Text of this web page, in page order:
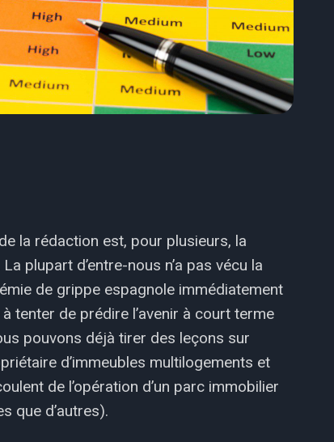
la rédaction est, pour plusieurs, la
plupart d’entre-nous n’a pas vécu la
de grippe espagnole immédiatement
tenter de prédire l’avenir à court terme
pouvons déjà tirer des leçons sur
d’immeubles multilogements et
de l’opération d’un parc immobilier
que d’autres).